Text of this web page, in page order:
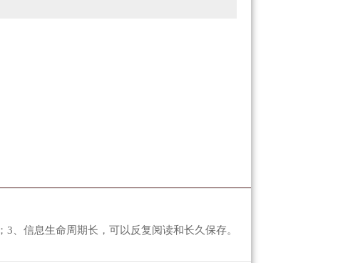
、信息生命周期长，可以反复阅读和长久保存。